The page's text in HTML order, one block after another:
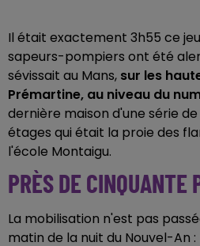
Il était exactement 3h55 ce
sapeurs-pompiers ont été
sévissait au Mans, sur les
Prémartine, au niveau du
dernière maison d'une série
étages qui était la proie des
l'école Montaigu.
PRÈS DE CINQUANTE
La mobilisation n'est pas
matin de la nuit du Nouvel-An